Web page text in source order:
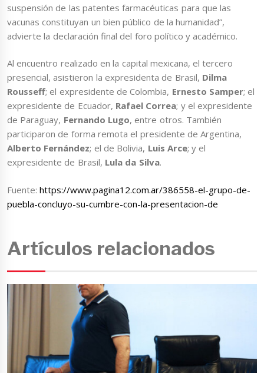
suspensión de las patentes farmacéuticas para que las
vacunas constituyan un bien público de la humanidad”,
advierte la declaración final del foro político y académico.
Al encuentro realizado en la capital mexicana, el tercero
presencial, asistieron la expresidenta de Brasil, Dilma
Rousseff; el expresidente de Colombia, Ernesto Samper; el
expresidente de Ecuador, Rafael Correa; y el expresidente
de Paraguay, Fernando Lugo, entre otros. También
participaron de forma remota el presidente de Argentina,
Alberto Fernández; el de Bolivia, Luis Arce; y el
expresidente de Brasil, Lula da Silva.
Fuente:https://www.pagina12.com.ar/386558-el-grupo-de-
puebla-concluyo-su-cumbre-con-la-presentacion-de
Artículos relacionados